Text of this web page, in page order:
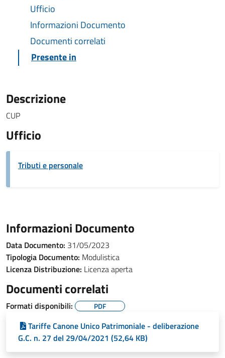
Ufficio
Informazioni Documento
Documenti correlati
Presente in
Descrizione
CUP
Ufficio
Tributi e personale
Informazioni Documento
Data Documento: 31/05/2023
Tipologia Documento: Modulistica
Licenza Distribuzione: Licenza aperta
Documenti correlati
Formati disponibili: PDF
Tariffe Canone Unico Patrimoniale - deliberazione
G.C. n. 27 del 29/04/2021 (52,64 KB)